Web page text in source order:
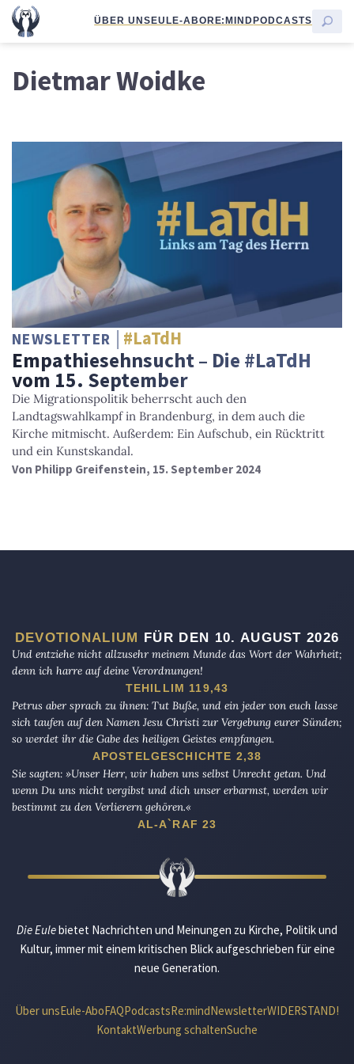
ÜBER UNSEULE-ABORE:MINDPODCASTS
Dietmar Woidke
NEWSLETTER #LaTdH
Empathiesehnsucht – Die #LaTdH
vom 15. September
Die Migrationspolitik beherrscht auch den
Landtagswahlkampf in Brandenburg, in dem auch die
Kirche mitmischt. Außerdem: Ein Aufschub, ein Rücktritt
und ein Kunstskandal.
Von Philipp Greifenstein, 15. September 2024
DEVOTIONALIUM FÜR DEN 10. AUGUST 2026
Und entziehe nicht allzusehr meinem Munde das Wort der Wahrheit;
denn ich harre auf deine Verordnungen!
TEHILLIM 119,43
Petrus aber sprach zu ihnen: Tut Buße, und ein jeder von euch lasse
sich taufen auf den Namen Jesu Christi zur Vergebung eurer Sünden;
so werdet ihr die Gabe des heiligen Geistes empfangen.
APOSTELGESCHICHTE 2,38
Sie sagten: »Unser Herr, wir haben uns selbst Unrecht getan. Und
wenn Du uns nicht vergibst und dich unser erbarmst, werden wir
bestimmt zu den Verlierern gehören.«
AL-A`RAF 23
Die Eulebietet Nachrichten und Meinungen zu Kirche, Politik und
Kultur, immer mit einem kritischen Blick aufgeschrieben für eine
neue Generation.
Über unsEule-AboFAQPodcastsRe:mindNewsletterWIDERSTAND!
KontaktWerbung schaltenSuche